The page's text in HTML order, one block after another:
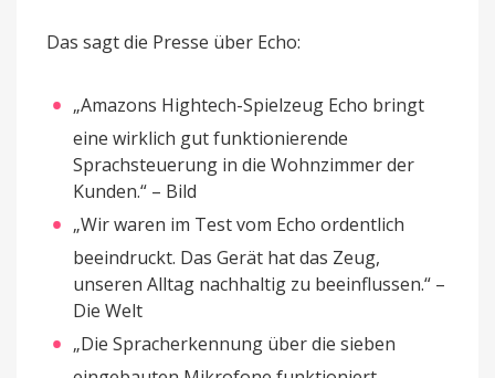
Das sagt die Presse über Echo:
„Amazons Hightech-Spielzeug Echo bringt
eine wirklich gut funktionierende
Sprachsteuerung in die Wohnzimmer der
Kunden.“ – Bild
„Wir waren im Test vom Echo ordentlich
beeindruckt. Das Gerät hat das Zeug,
unseren Alltag nachhaltig zu beeinflussen.“ –
Die Welt
„Die Spracherkennung über die sieben